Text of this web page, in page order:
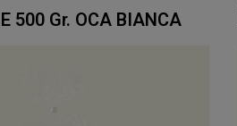
500 Gr. OCA BIANCA